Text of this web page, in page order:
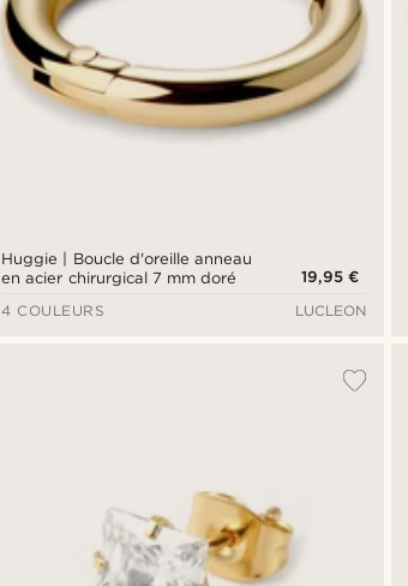
Huggie | Boucle d'oreille anneau
en acier chirurgical 7 mm doré
19,95 €
4 COULEURS
LUCLEON